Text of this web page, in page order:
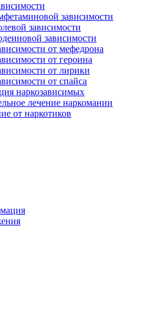
зависимости
зависимости
зависимости
от мефедрона
от героина
от лирики
от спайса
наркозависимых
лечение наркомании
от наркотиков